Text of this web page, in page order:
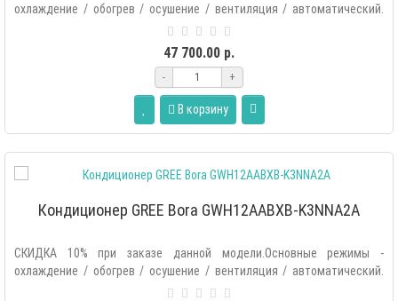
охлаждение / обогрев / осушение / вентиляция / автоматический.
47 700.00 р.
- +
В корзину
Кондиционер GREE Bora GWH12AABXB-K3NNA2A
СКИДКА 10% при заказе данной модели.Основные режимы -
охлаждение / обогрев / осушение / вентиляция / автоматический.